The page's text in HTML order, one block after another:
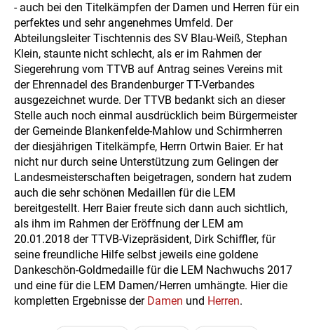
- auch bei den Titelkämpfen der Damen und Herren für ein
perfektes und sehr angenehmes Umfeld. Der
Abteilungsleiter Tischtennis des SV Blau-Weiß, Stephan
Klein, staunte nicht schlecht, als er im Rahmen der
Siegerehrung vom TTVB auf Antrag seines Vereins mit
der Ehrennadel des Brandenburger TT-Verbandes
ausgezeichnet wurde. Der TTVB bedankt sich an dieser
Stelle auch noch einmal ausdrücklich beim Bürgermeister
der Gemeinde Blankenfelde-Mahlow und Schirmherren
der diesjährigen Titelkämpfe, Herrn Ortwin Baier. Er hat
nicht nur durch seine Unterstützung zum Gelingen der
Landesmeisterschaften beigetragen, sondern hat zudem
auch die sehr schönen Medaillen für die LEM
bereitgestellt. Herr Baier freute sich dann auch sichtlich,
als ihm im Rahmen der Eröffnung der LEM am
20.01.2018 der TTVB-Vizepräsident, Dirk Schiffler, für
seine freundliche Hilfe selbst jeweils eine goldene
Dankeschön-Goldmedaille für die LEM Nachwuchs 2017
und eine für die LEM Damen/Herren umhängte. Hier die
kompletten Ergebnisse der Damen und Herren.